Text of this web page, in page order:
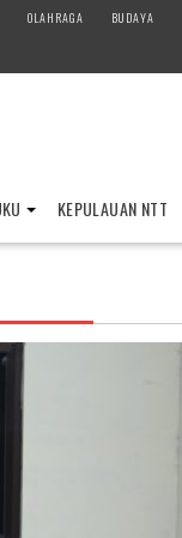
OLAHRAGA BUDAYA
KEPULAUAN NTT